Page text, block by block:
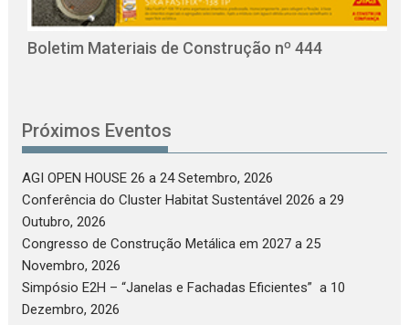
Boletim Materiais de Construção nº 444
Próximos Eventos
AGI OPEN HOUSE 26 a 24 Setembro, 2026
Conferência do Cluster Habitat Sustentável 2026 a 29
Outubro, 2026
Congresso de Construção Metálica em 2027 a 25
Novembro, 2026
Simpósio E2H – “Janelas e Fachadas Eficientes” a 10
Dezembro, 2026